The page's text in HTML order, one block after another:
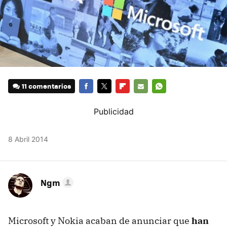
11 comentarios
8 Abril 2014
Ngm
Microsoft y Nokia acaban de anunciar que han